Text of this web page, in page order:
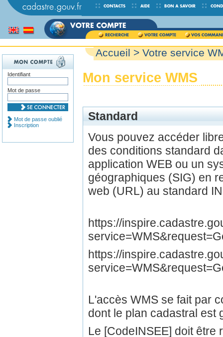
Accueil > Votre service
Mon service WMS
Standard
Vous pouvez accéder
des conditions standard
application WEB ou un
géographiques (SIG) en
web (URL) au standard
https://
https://
L'accès WMS se fait par
dont le plan cadastral est
Le [CodeINSEE] doit être
Identifiant
Mot de passe
Mot de passe oublié
Inscription